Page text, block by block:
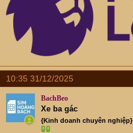
10:35 31/12/2025
BachBeo
Xe ba gác
{Kinh doanh chuyên nghiệp}